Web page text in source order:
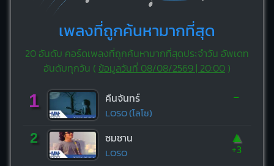
เพลงที่ถูกค้นหามากที่สุด
20 อันดับ คอร์ดเพลงที่ถูกค้นหามากที่สุดประจำวัน อัพเดท
อันดับทุกวัน ( ข้อมูลวันที่ 08/08/2569 | 20:00)
1 คืนจันทร์
LOSO (โลโซ)
-
2 ซมซาน
LOSO
▲
+3